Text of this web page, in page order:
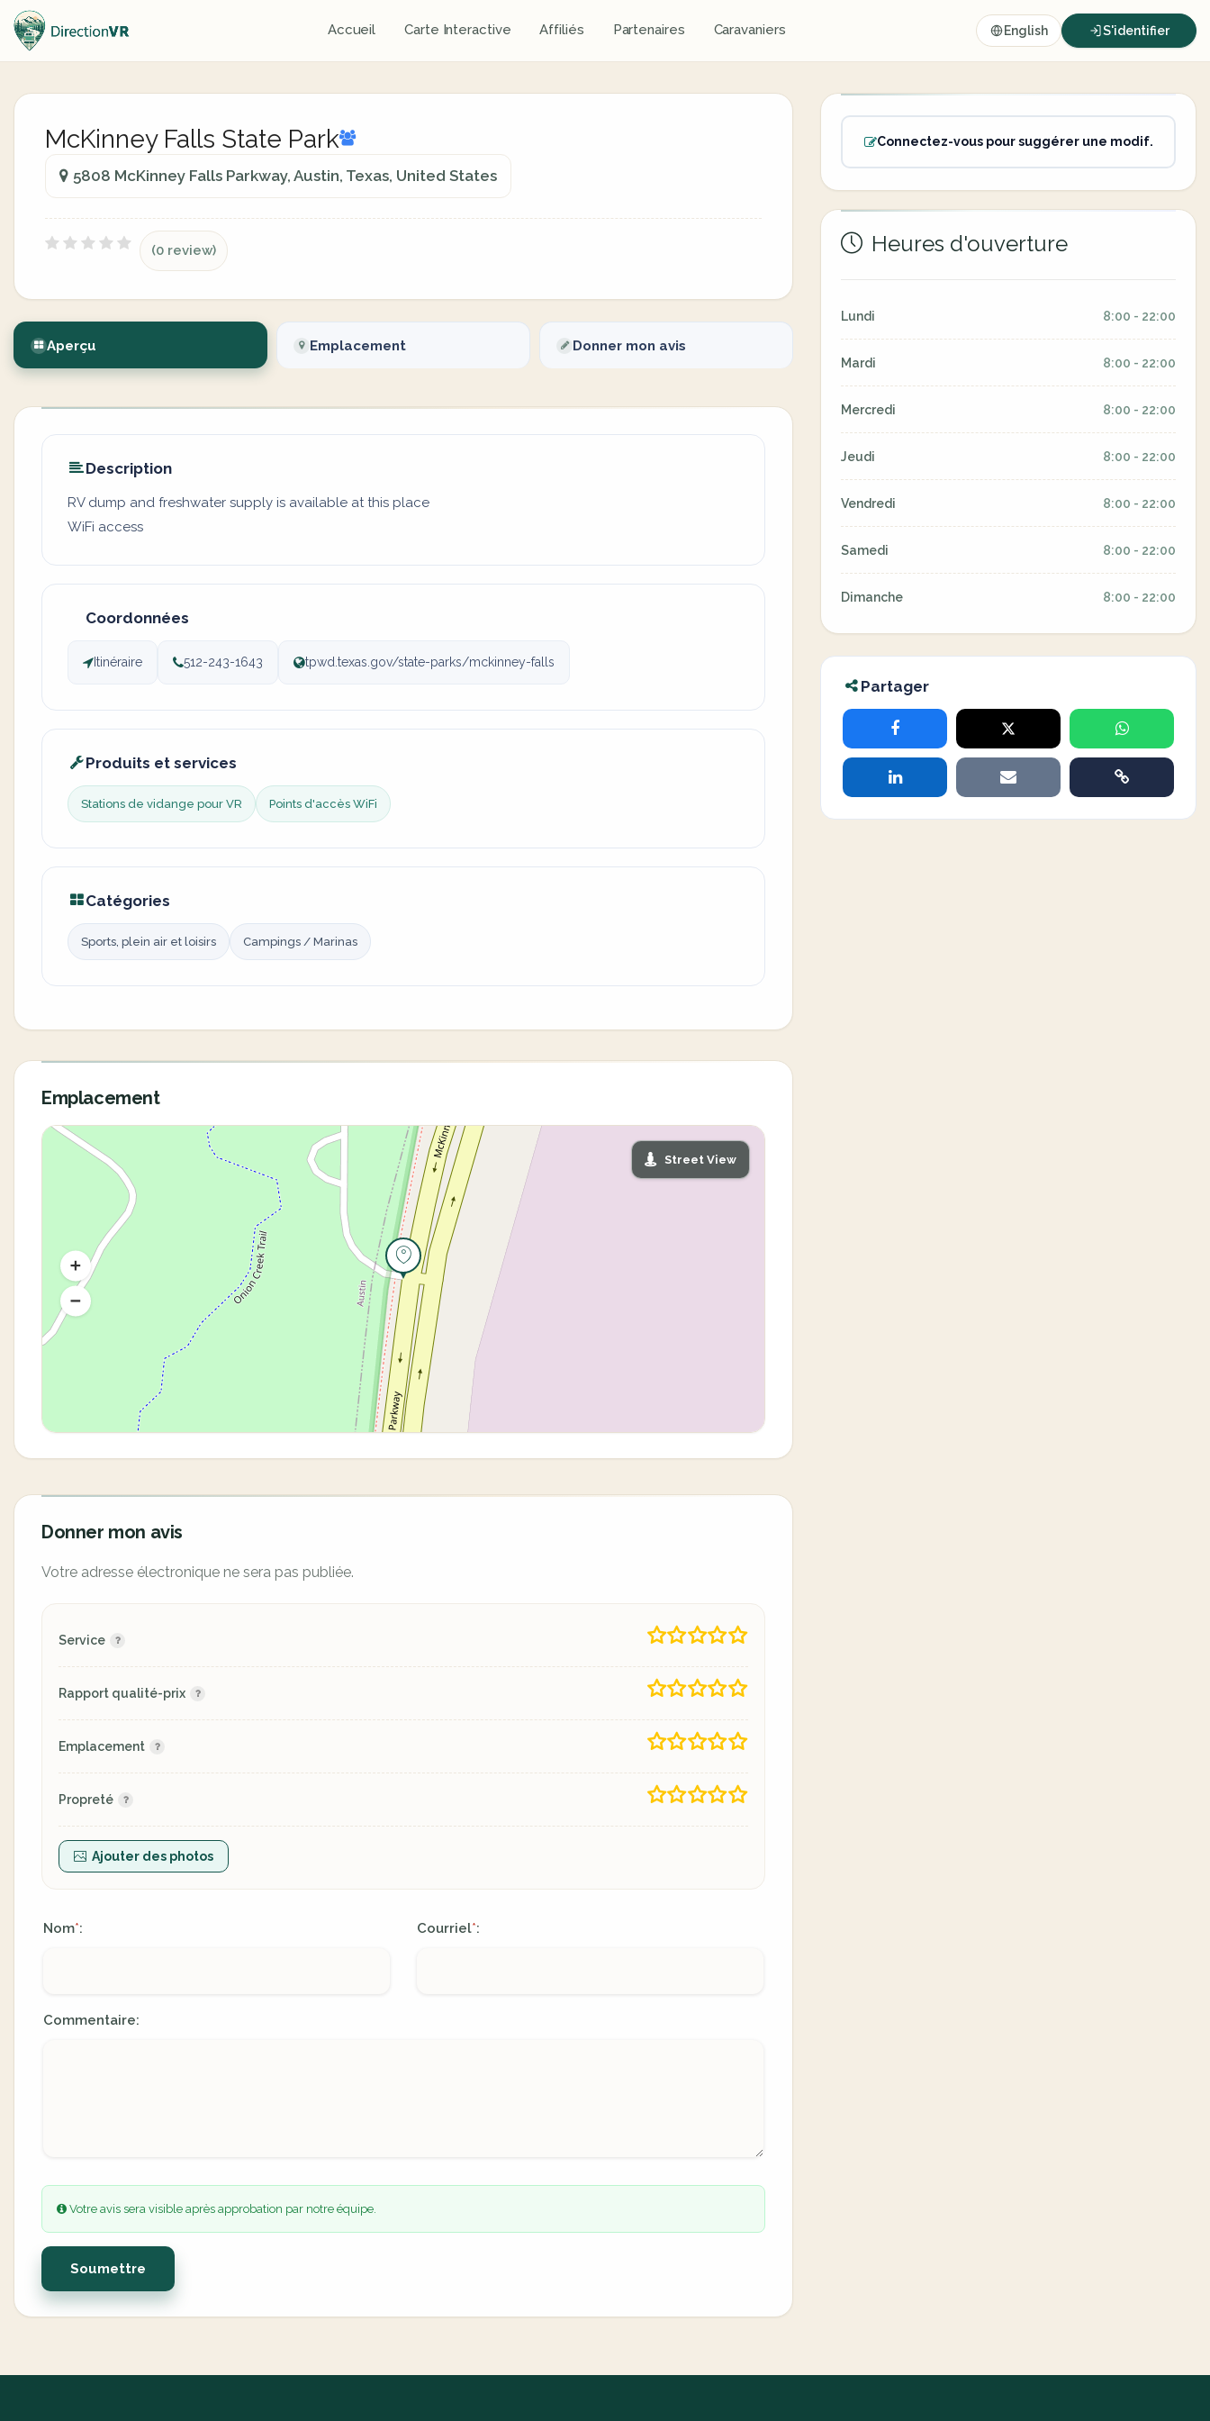
Accueil Carte Interactive Affiliés Partenaires Caravaniers English S'identifier
McKinney Falls State Park
5808 McKinney Falls Parkway, Austin, Texas, United States
(0 review)
Aperçu Emplacement Donner mon avis
Description
RV dump and freshwater supply is available at this place
WiFi access
Coordonnées
Itinéraire 512-243-1643 tpwd.texas.gov/state-parks/mckinney-falls
Produits et services
Stations de vidange pour VR Points d'accès WiFi
Catégories
Sports, plein air et loisirs Campings / Marinas
Emplacement
Street View
Donner mon avis
Votre adresse électronique ne sera pas publiée.
Service
Rapport qualité-prix
Emplacement
Propreté
Ajouter des photos
Nom*: Courriel*:
Commentaire:
Votre avis sera visible après approbation par notre équipe.
Soumettre
Connectez-vous pour suggérer une modif.
Heures d'ouverture
Lundi 8:00 - 22:00
Mardi 8:00 - 22:00
Mercredi 8:00 - 22:00
Jeudi 8:00 - 22:00
Vendredi 8:00 - 22:00
Samedi 8:00 - 22:00
Dimanche 8:00 - 22:00
Partager